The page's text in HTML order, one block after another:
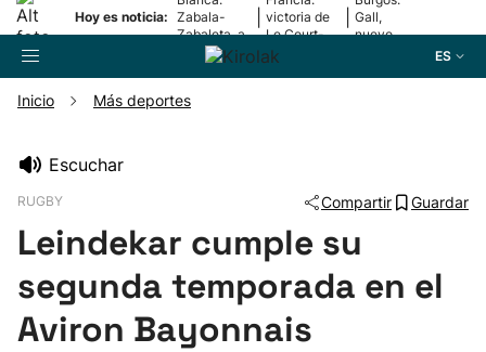
Hoy es noticia: Zabala-
Zabaleta, a
la final
victoria de
Le Court-
Pienaar
Gall,
nuevo
ES
Pelota
Remo
Inicio Más deportes
Escuchar
RUGBY Compartir Guardar
Leindekar cumple su
segunda temporada en el
Aviron Bayonnais